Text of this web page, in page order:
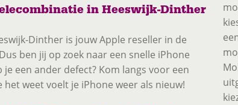
in Heeswijk-Dinther
Dinther is jouw Apple reseller in de
ben jij op zoek naar een snelle iPhone
een ander defect? Kom langs voor een
weet voelt je iPhone weer als nieuw!